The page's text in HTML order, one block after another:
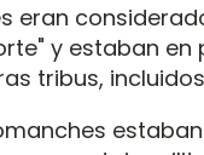
eran
y estaban
tribus,